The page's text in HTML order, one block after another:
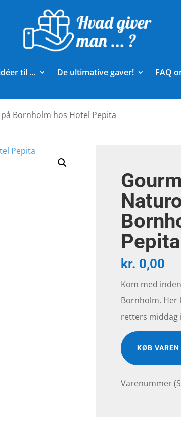
til … De ultimative gaver! FAQ
Bornholm hos Hotel Pepita
Pepita
kr. 0,00
Kom med
Bornholm. Her
retters middag
KØB
Varenummer